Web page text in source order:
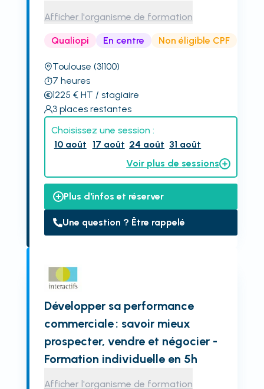
Afficher l'organisme de formation
Qualiopi En centre Non éligible CPF
Toulouse (31100)
7 heures
1225 € HT / stagiaire
3 places restantes
Choisissez une session :
10 août 17 août 24 août 31 août
Voir plus de sessions
Plus d'infos et réserver
Une question ? Être rappelé
Développer sa performance
commerciale : savoir mieux
prospecter, vendre et négocier -
Formation individuelle en 5h
Afficher l'organisme de formation